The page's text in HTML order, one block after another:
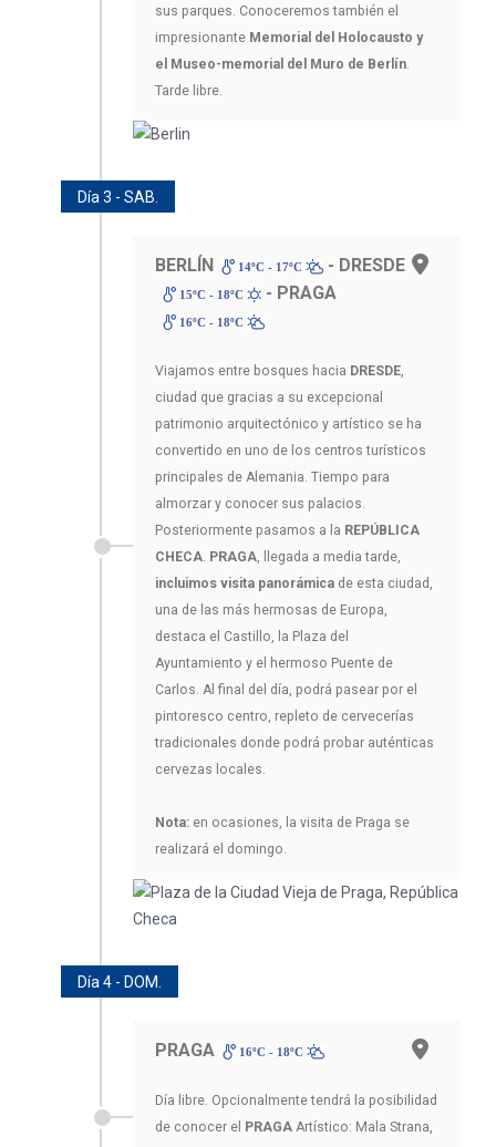
sus parques. Conoceremos también el
impresionante Memorial del Holocausto y
el Museo-memorial del Muro de Berlín.
Tarde libre.
Día 3 - SAB.
BERLÍN 14ºC - 17ºC - DRESDE
15ºC - 18ºC - PRAGA
16ºC - 18ºC
Viajamos entre bosques hacia DRESDE,
ciudad que gracias a su excepcional
patrimonio arquitectónico y artístico se ha
convertido en uno de los centros turísticos
principales de Alemania. Tiempo para
almorzar y conocer sus palacios.
Posteriormente pasamos a la REPÚBLICA
CHECA. PRAGA, llegada a media tarde,
incluimos visita panorámica de esta ciudad,
una de las más hermosas de Europa,
destaca el Castillo, la Plaza del
Ayuntamiento y el hermoso Puente de
Carlos. Al final del día, podrá pasear por el
pintoresco centro, repleto de cervecerías
tradicionales donde podrá probar auténticas
cervezas locales.
Nota: en ocasiones, la visita de Praga se
realizará el domingo.
Día 4 - DOM.
PRAGA 16ºC - 18ºC
Día libre. Opcionalmente tendrá la posibilidad
de conocer el PRAGA Artístico: Mala Strana,